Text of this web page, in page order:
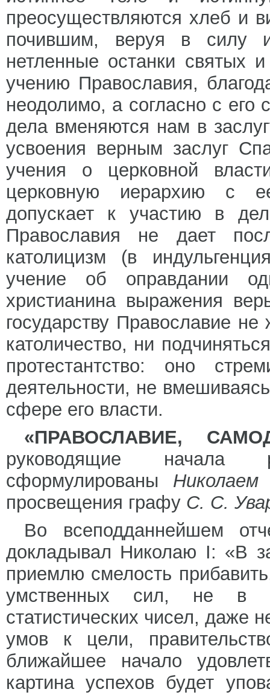
преосуществляются хлеб и
почившим, веруя в силу
нетленные останки
учению Православия,
неодолимо, а согласно с
дела вменяются нам в
усвоения верным заслуг
учения о церковной
церковную иерархию с
допускает к участию в
Православия не дает
католицизм (в
учение об оправдании
христианина выражения
государству Православие
католичество, ни
протестантство: оно
деятельности, не
сфере его власти.
«ПРАВОСЛАВИЕ,
руководящие начала
сформулированы
просвещения графу С. С.
Во всеподданнейшем
докладывал Николаю I: «В
приемлю смелость
умственных сил, не в
статистических чисел, даже
умов к цели,
ближайшее начало
картина успехов будет